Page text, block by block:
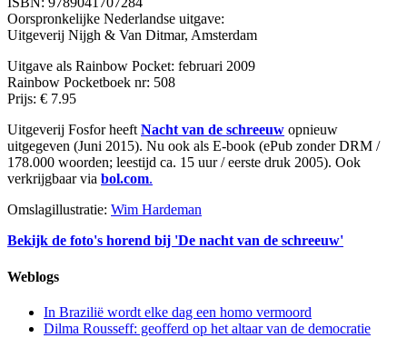
Oorspronkelijke Nederlandse uitgave:
Uitgeverij Nijgh & Van Ditmar, Amsterdam
Uitgave als Rainbow Pocket: februari 2009
Rainbow Pocketboek nr: 508
Prijs: € 7.95
Uitgeverij Fosfor heeft Nacht van de schreeuw opnieuw
uitgegeven (Juni 2015). Nu ook als E-book (ePub zonder DRM /
178.000 woorden; leestijd ca. 15 uur / eerste druk 2005). Ook
verkrijgbaar via bol.com.
Omslagillustratie: Wim Hardeman
Bekijk de foto's horend bij 'De nacht van de schreeuw'
Weblogs
In Brazilië wordt elke dag een homo vermoord
Dilma Rousseff: geofferd op het altaar van de democratie